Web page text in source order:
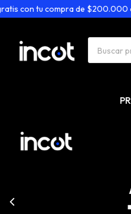
compra de $200.000 o más!